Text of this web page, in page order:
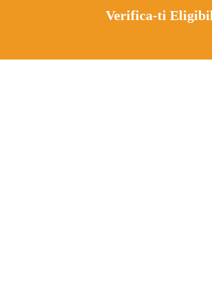
Verifica-ti